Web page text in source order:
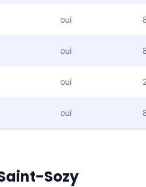
oui
oui
oui
oui
Sozy